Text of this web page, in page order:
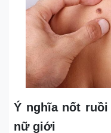
Ý nghĩa nốt
nữ giới